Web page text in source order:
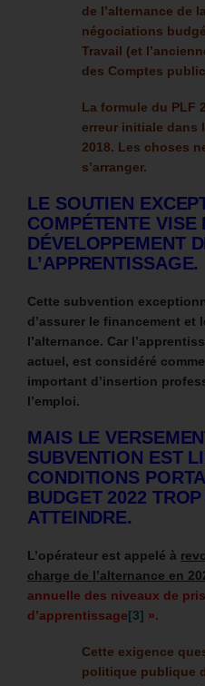
de l’alternance de
négociations
Travail (et
des Comptes
La formule du PLF
erreur initiale dans
2018. Les choses
s’arranger.
LE SOUTIEN
COMPÉTENTE VISE
DÉVELOPPEMENT
L’APPRENTISSAGE.
Cette subvention
d’assurer le financement et
l’alternance. Car
actuel, est considéré
important d’insertion
l’emploi.
MAIS LE
SUBVENTION EST
CONDITIONS
BUDGET 2022
ATTEINDRE.
L’opérateur est appelé à
charge de l’alternance en
annuelle des niveaux de
d’apprentissage[3] ».
Cette exigence
politique publique